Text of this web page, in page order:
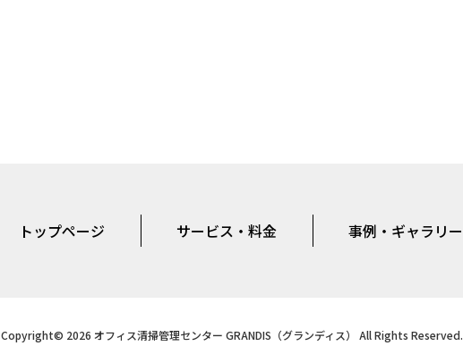
トップページ サービス・料金 事例・ギャラリー
Copyright© 2026 オフィス清掃管理センター GRANDIS（グランディス） All Rights Reserved.